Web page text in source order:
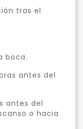
tras el
boca.
antes del
antes del
o hacia